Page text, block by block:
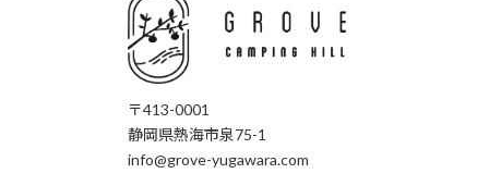
〒413-0001
静岡県熱海市泉75-1
info@grove-yugawara.com